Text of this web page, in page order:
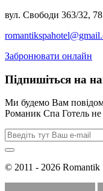
вул. Свободи 363/32,
Забронювати онлайн
Підпишіться на
Ми будемо Вам
Романик Спа Готель не
© 2011 - 2026 Romantik